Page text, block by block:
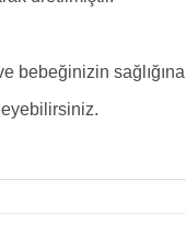
bebeğinizin